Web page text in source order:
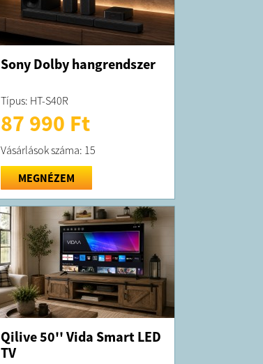
Sony Dolby hangrendszer
Típus: HT-S40R
87 990 Ft
Vásárlások száma: 15
MEGNÉZEM
Qilive 50'' Vida Smart LED
TV